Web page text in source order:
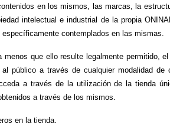
en los mismos, las marcas, la
intelectual e industrial de la propia
contemplados en las mismas.
que ello resulte legalmente permitido, el
público a través de cualquier modalidad de
a través de la utilización de la tienda
a través de los mismos.
en la tienda.